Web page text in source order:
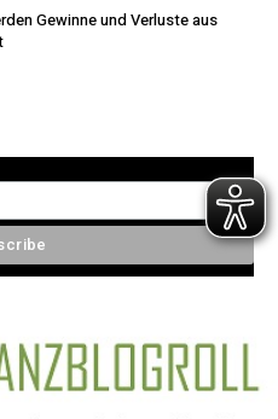
Gewinne und Verluste aus